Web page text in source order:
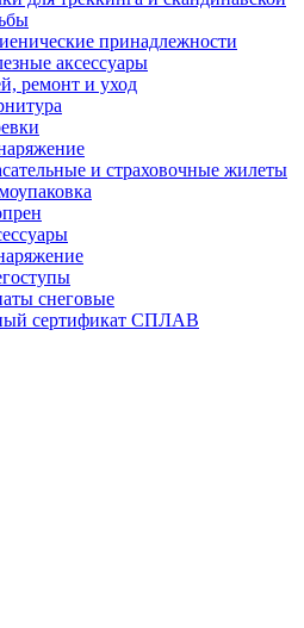
принадлежности
аксессуары
ремонт и уход
и страховочные жилеты
снеговые
сертификат СПЛАВ